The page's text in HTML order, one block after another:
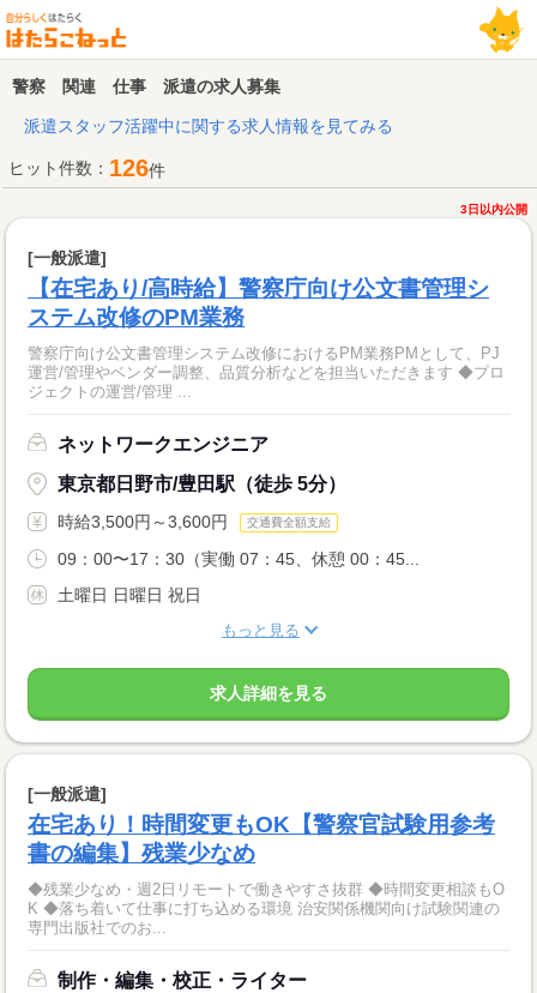
警察 関連 仕事 派遣の求人募集
派遣スタッフ活躍中に関する求人情報を見てみる
ヒット件数： 126件
3日以内公開
[一般派遣]
【在宅あり/高時給】警察庁向け公文書管理シ
ステム改修のPM業務
警察庁向け公文書管理システム改修におけるPM業務PMとして、PJ
運営/管理やベンダー調整、品質分析などを担当いただきます ◆プロ
ジェクトの運営/管理 ...
ネットワークエンジニア
東京都日野市/豊田駅（徒歩 5分）
時給3,500円～3,600円 交通費全額支給
09：00〜17：30（実働 07：45、休憩 00：45...
土曜日 日曜日 祝日
もっと見る
求人詳細を見る
[一般派遣]
在宅あり！時間変更もOK【警察官試験用参考
書の編集】残業少なめ
◆残業少なめ・週2日リモートで働きやすさ抜群 ◆時間変更相談もO
K ◆落ち着いて仕事に打ち込める環境 治安関係機関向け試験関連の
専門出版社でのお...
制作・編集・校正・ライター